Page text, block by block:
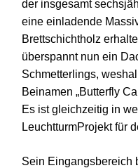
der insgesamt
eine einladende
Brettschichtholz
überspannt nun ein
Schmetterlings,
Beinamen „Butterfly
Es ist gleichzeitig in
LeuchtturmProjekt für
Sein Eingangsbereich